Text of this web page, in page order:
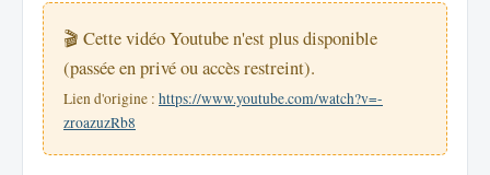
🎬 Cette vidéo Youtube n'est plus disponible
(passée en privé ou accès restreint).
Lien d'origine : https://www.youtube.com/watch?v=-
zroazuzRb8